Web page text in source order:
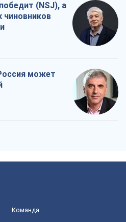
(NSJ), а
чиновников
может
Команда